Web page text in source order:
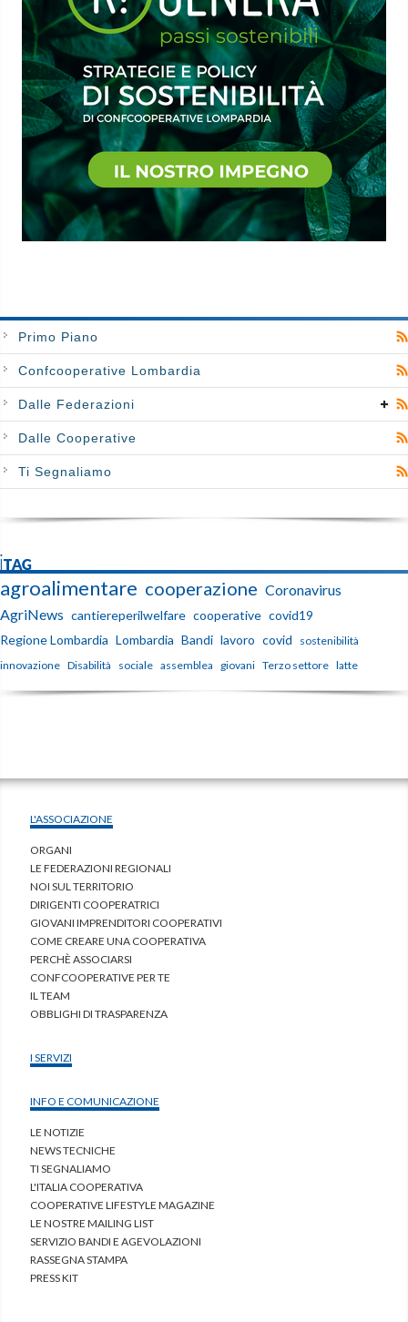
Primo Piano
Confcooperative Lombardia
Dalle Federazioni
Dalle Cooperative
Ti Segnaliamo
iTAG
agroalimentare cooperazione Coronavirus
AgriNews cantiereperilwelfare cooperative covid19
Regione Lombardia Lombardia Bandi lavoro covid
sostenibilità
innovazione Disabilità sociale assemblea giovani Terzo settore latte
L'ASSOCIAZIONE
ORGANI
LE FEDERAZIONI REGIONALI
NOI SUL TERRITORIO
DIRIGENTI COOPERATRICI
GIOVANI IMPRENDITORI COOPERATIVI
COME CREARE UNA COOPERATIVA
PERCHÈ ASSOCIARSI
CONFCOOPERATIVE PER TE
IL TEAM
OBBLIGHI DI TRASPARENZA
I SERVIZI
INFO E COMUNICAZIONE
LE NOTIZIE
NEWS TECNICHE
TI SEGNALIAMO
L'ITALIA COOPERATIVA
COOPERATIVE LIFESTYLE MAGAZINE
LE NOSTRE MAILING LIST
SERVIZIO BANDI E AGEVOLAZIONI
RASSEGNA STAMPA
PRESS KIT